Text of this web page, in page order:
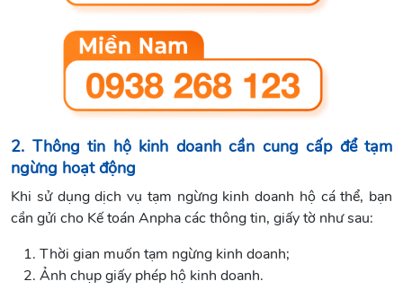
2. Thông tin hộ kinh doanh cần cung cấp để tạm
ngừng hoạt động
Khi sử dụng dịch vụ tạm ngừng kinh doanh hộ cá thể, bạn
cần gửi cho Kế toán Anpha các thông tin, giấy tờ như sau:
Thời gian muốn tạm ngừng kinh doanh;
Ảnh chụp giấy phép hộ kinh doanh.